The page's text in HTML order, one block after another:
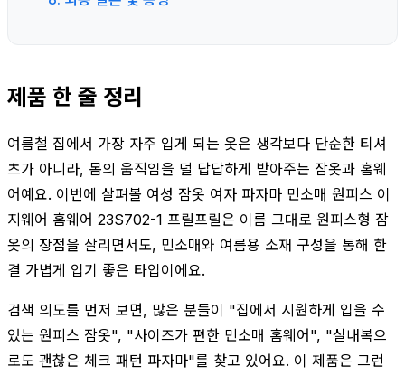
제품 한 줄 정리
여름철 집에서 가장 자주 입게 되는 옷은 생각보다 단순한 티셔
츠가 아니라, 몸의 움직임을 덜 답답하게 받아주는 잠옷과 홈웨
어예요. 이번에 살펴볼 여성 잠옷 여자 파자마 민소매 원피스 이
지웨어 홈웨어 23S702-1 프릴프릴은 이름 그대로 원피스형 잠
옷의 장점을 살리면서도, 민소매와 여름용 소재 구성을 통해 한
결 가볍게 입기 좋은 타입이에요.
검색 의도를 먼저 보면, 많은 분들이 "집에서 시원하게 입을 수
있는 원피스 잠옷", "사이즈가 편한 민소매 홈웨어", "실내복으
로도 괜찮은 체크 패턴 파자마"를 찾고 있어요. 이 제품은 그런